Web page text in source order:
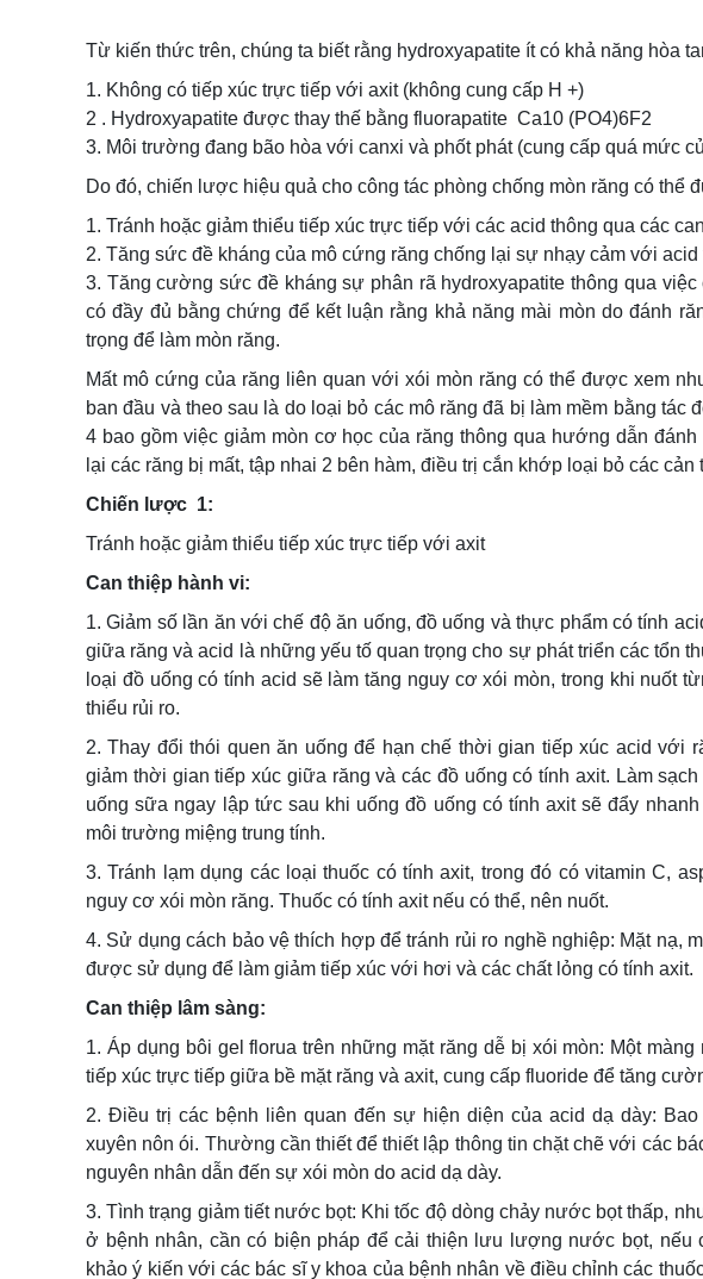
Từ kiến thức trên, chúng ta biết rằng hydroxyapatite ít có khả năng hòa
1. Không có tiếp xúc trực tiếp với axit (không cung cấp H +)
2 . Hydroxyapatite được thay thế bằng fluorapatite Ca10 (PO4)6F2
3. Môi trường đang bão hòa với canxi và phốt phát (cung cấp quá mức
Do đó, chiến lược hiệu quả cho công tác phòng chống mòn răng có
1. Tránh hoặc giảm thiểu tiếp xúc trực tiếp với các acid thông qua các
2. Tăng sức đề kháng của mô cứng răng chống lại sự nhạy cảm với
3. Tăng cường sức đề kháng sự phân rã hydroxyapatite thông qua
có đầy đủ bằng chứng để kết luận rằng khả năng mài mòn do đánh
trọng để làm mòn răng.
Mất mô cứng của răng liên quan với xói mòn răng có thể được xem
ban đầu và theo sau là do loại bỏ các mô răng đã bị làm mềm bằng
4 bao gồm việc giảm mòn cơ học của răng thông qua hướng dẫn
lại các răng bị mất, tập nhai 2 bên hàm, điều trị cắn khớp loại bỏ các
Chiến lược 1:
Tránh hoặc giảm thiểu tiếp xúc trực tiếp với axit
Can thiệp hành vi:
1. Giảm số lần ăn với chế độ ăn uống, đồ uống và thực phẩm có tính
giữa răng và acid là những yếu tố quan trọng cho sự phát triển các tổn
loại đồ uống có tính acid sẽ làm tăng nguy cơ xói mòn, trong khi nuốt
thiểu rủi ro.
2. Thay đổi thói quen ăn uống để hạn chế thời gian tiếp xúc acid với
giảm thời gian tiếp xúc giữa răng và các đồ uống có tính axit. Làm
uống sữa ngay lập tức sau khi uống đồ uống có tính axit sẽ đẩy
môi trường miệng trung tính.
3. Tránh lạm dụng các loại thuốc có tính axit, trong đó có vitamin C,
nguy cơ xói mòn răng. Thuốc có tính axit nếu có thể, nên nuốt.
4. Sử dụng cách bảo vệ thích hợp để tránh rủi ro nghề nghiệp: Mặt nạ,
được sử dụng để làm giảm tiếp xúc với hơi và các chất lỏng có tính axit.
Can thiệp lâm sàng:
1. Áp dụng bôi gel florua trên những mặt răng dễ bị xói mòn: Một
tiếp xúc trực tiếp giữa bề mặt răng và axit, cung cấp fluoride để tăng
2. Điều trị các bệnh liên quan đến sự hiện diện của acid dạ dày:
xuyên nôn ói. Thường cần thiết để thiết lập thông tin chặt chẽ với các
nguyên nhân dẫn đến sự xói mòn do acid dạ dày.
3. Tình trạng giảm tiết nước bọt: Khi tốc độ dòng chảy nước bọt thấp,
ở bệnh nhân, cần có biện pháp để cải thiện lưu lượng nước bọt, nếu
khảo ý kiến với các bác sĩ y khoa của bệnh nhân về điều chỉnh các